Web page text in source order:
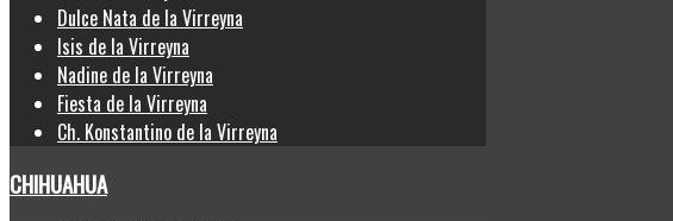
Dulce Nata de la Virreyna
Isis de la Virreyna
Nadine de la Virreyna
Fiesta de la Virreyna
Ch. Konstantino de la Virreyna
CHIHUAHUA